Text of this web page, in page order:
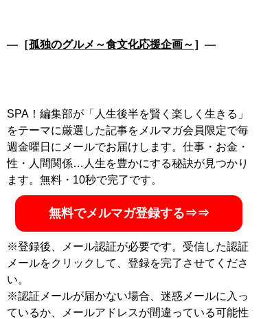
―［孤独のグルメ～食文化応援企画～ ］―
SPA！編集部が「人生後半を賢く楽しく生きる」
をテーマに厳選した記事をメルマガ会員限定で毎
週金曜日にメールでお届けします。仕事・お金・
性・人間関係…人生を豊かにする秘訣が見つかり
ます。無料・10秒で完了です。
無料でメルマガ登録する⇒⇒
※登録後、メール認証が必要です。受信した認証
メールをクリックして、登録を完了させてくださ
い。
※認証メールが届かない場合、迷惑メールに入っ
ているか、メールアドレスが間違っている可能性